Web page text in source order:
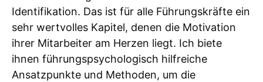
Identifikation. Das ist für alle Führungskräfte ein
sehr wertvolles Kapitel, denen die Motivation
ihrer Mitarbeiter am Herzen liegt. Ich biete
ihnen führungspsychologisch hilfreiche
Ansatzpunkte und Methoden, um die